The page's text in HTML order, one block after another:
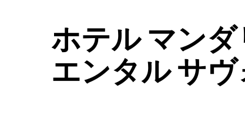
ホテル マンダ
エンタル サヴ